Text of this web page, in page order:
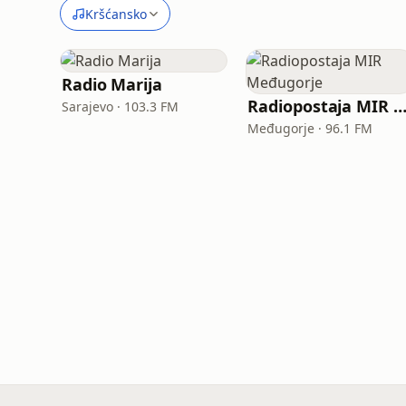
Kršćansko
Radio Marija
Sarajevo · 103.3 FM Radiopostaja MIR Međugorje
Međugorje · 96.1 FM